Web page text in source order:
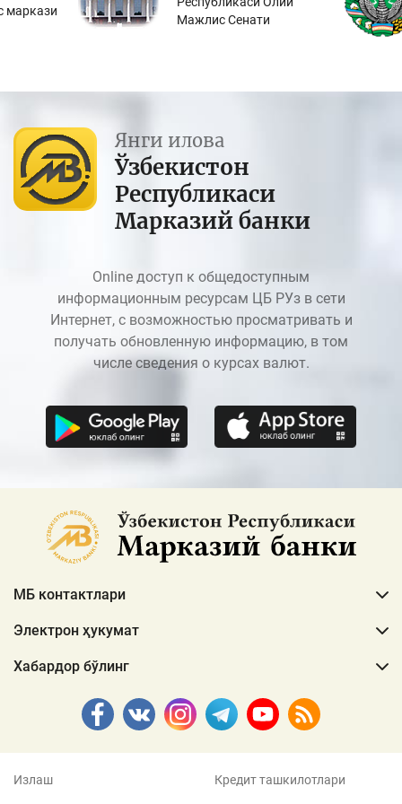
маркази
Мажлис Сенати
Янги илова
Ўзбекистон
Республикаси
Марказий банки
Online доступ к общедоступным
информационным ресурсам ЦБ РУз в сети
Интернет, с возможностью просматривать и
получать обновленную информацию, в том
числе сведения о курсах валют.
МБ контактлари
Электрон ҳукумат
Хабардор бўлинг
Излаш Кредит ташкилотлари